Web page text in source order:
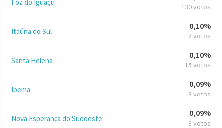
Foz do Iguaçu 130 votos
Itaúna do Sul
0,10%
2 votos
Santa Helena
0,10%
15 votos
Ibema
0,09%
3 votos
Nova Esperança do Sudoeste
0,09%
3 votos